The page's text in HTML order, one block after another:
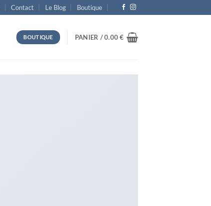
Contact Le Blog Boutique
BOUTIQUE PANIER /0.00€